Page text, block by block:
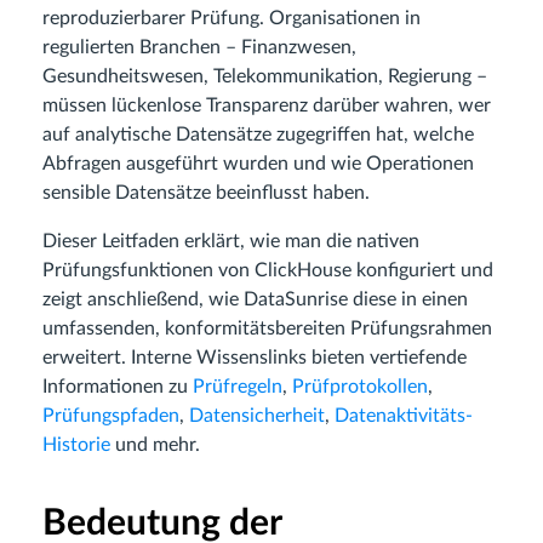
reproduzierbarer Prüfung. Organisationen in
regulierten Branchen – Finanzwesen,
Gesundheitswesen, Telekommunikation, Regierung –
müssen lückenlose Transparenz darüber wahren, wer
auf analytische Datensätze zugegriffen hat, welche
Abfragen ausgeführt wurden und wie Operationen
sensible Datensätze beeinflusst haben.
Dieser Leitfaden erklärt, wie man die nativen
Prüfungsfunktionen von ClickHouse konfiguriert und
zeigt anschließend, wie DataSunrise diese in einen
umfassenden, konformitätsbereiten Prüfungsrahmen
erweitert. Interne Wissenslinks bieten vertiefende
Informationen zu Prüfregeln, Prüfprotokollen,
Prüfungspfaden, Datensicherheit, Datenaktivitäts-
Historie und mehr.
Bedeutung der